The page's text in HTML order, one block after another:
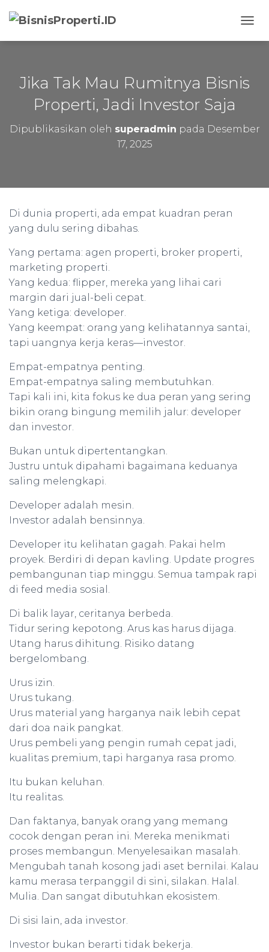
O
E
I
Jika Tak Mau Rumitnya Bisnis
Properti, Jadi Investor Saja
Dipublikasikan oleh superadmin pada Desember
17, 2025
Di dunia properti, ada empat kuadran peran
yang dulu sering dibahas.
Yang pertama: agen properti, broker properti,
marketing properti.
Yang kedua: flipper, mereka yang lihai cari
margin dari jual-beli cepat.
Yang ketiga: developer.
Yang keempat: orang yang kelihatannya santai,
tapi uangnya kerja keras—investor.
Empat-empatnya penting.
Empat-empatnya saling membutuhkan.
Tapi kali ini, kita fokus ke dua peran yang sering
bikin orang bingung memilih jalur: developer
dan investor.
Bukan untuk dipertentangkan.
Justru untuk dipahami bagaimana keduanya
saling melengkapi.
Developer adalah mesin.
Investor adalah bensinnya.
Developer itu kelihatan gagah. Pakai helm
proyek. Berdiri di depan kavling. Update progres
pembangunan tiap minggu. Semua tampak rapi
di feed media sosial.
Di balik layar, ceritanya berbeda.
Tidur sering kepotong. Arus kas harus dijaga.
Utang harus dihitung. Risiko datang
bergelombang.
Urus izin.
Urus tukang.
Urus material yang harganya naik lebih cepat
dari doa naik pangkat.
Urus pembeli yang pengin rumah cepat jadi,
kualitas premium, tapi harganya rasa promo.
Itu bukan keluhan.
Itu realitas.
Dan faktanya, banyak orang yang memang
cocok dengan peran ini. Mereka menikmati
proses membangun. Menyelesaikan masalah.
Mengubah tanah kosong jadi aset bernilai. Kalau
kamu merasa terpanggil di sini, silakan. Halal.
Mulia. Dan sangat dibutuhkan ekosistem.
Di sisi lain, ada investor.
Investor bukan berarti tidak bekerja.